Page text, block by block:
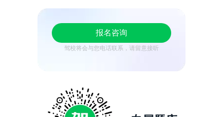
报名咨询
驾校将会与您电话联系，请留意接听